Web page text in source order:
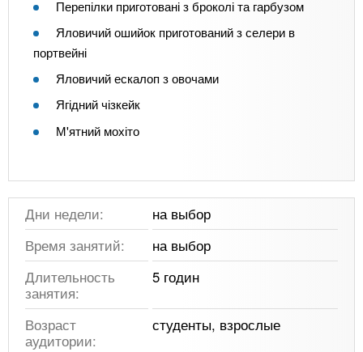
Перепілки приготовані з броколі та гарбузом
Яловичий ошийок приготований з селери в
портвейні
Яловичий ескалоп з овочами
Ягідний чізкейк
М'ятний мохіто
Дни недели:
на выбор
Время занятий:
на выбор
Длительность
занятия:
5 годин
Возраст
аудитории:
студенты, взрослые